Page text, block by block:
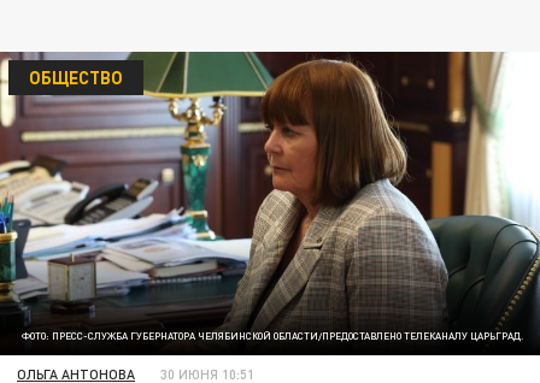
ФОТО: ПРЕСС-СЛУЖБА ГУБЕРНАТОРА ЧЕЛЯБИНСКОЙ ОБЛАСТИ/ПРЕДОСТАВЛЕНО ТЕЛЕКАНАЛУ ЦАРЬГРАД.
ОБЩЕСТВО
ОЛЬГА АНТОНОВА 30 ИЮНЯ 10:51